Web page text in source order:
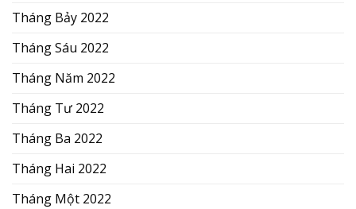
Tháng Bảy 2022
Tháng Sáu 2022
Tháng Năm 2022
Tháng Tư 2022
Tháng Ba 2022
Tháng Hai 2022
Tháng Một 2022